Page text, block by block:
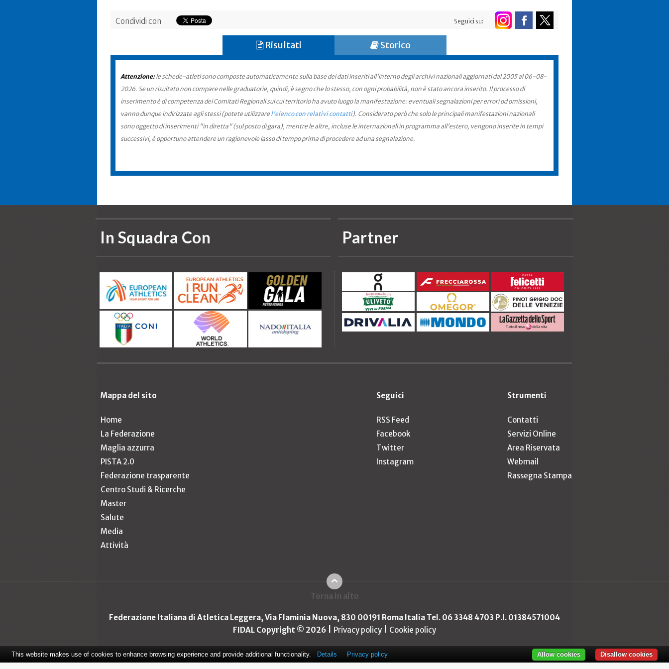
Condividi con Seguici su:
Risultati Storico
Attenzione:le schede-atleti sono composte automaticamente sulla base dei dati inseriti all'interno degli archivi nazionali aggiornati dal 2005 al 06-08-
2026. Se un risultato non compare nelle graduatorie, quindi, è segno che lo stesso, con ogni probabilità, non è stato ancora inserito. Il processo di
inserimento è di competenza dei Comitati Regionali sul cui territorio ha avuto luogo la manifestazione: eventuali segnalazioni per errori od omissioni,
vanno dunque indirizzate agli stessi (potete utilizzare l'elenco con relativi contatti). Considerato però che solo le principali manifestazioni nazionali
sono oggetto di inserimenti "in diretta" (sul posto di gara), mentre le altre, incluse le internazionali in programma all'estero, vengono inserite in tempi
successivi, è opportuno attendere un ragionevole lasso di tempo prima di procedere ad una segnalazione.
In Squadra Con Partner
Mappa del sito
Home
La Federazione
Maglia azzurra
PISTA 2.0
Federazione trasparente
Centro Studi & Ricerche
Master
Salute
Media
Attività
Seguici
RSS Feed
Facebook
Twitter
Instagram
Strumenti
Contatti
Servizi Online
Area Riservata
Webmail
Rassegna Stampa
Torna in alto
Federazione Italiana di Atletica Leggera, Via Flaminia Nuova, 830 00191 Roma Italia Tel. 06 3348 4703 P.I. 01384571004
FIDAL Copyright © 2026
Privacy policy Cookie policy
This website makes use of cookies to enhance browsing experience and provide additional functionality. Details Privacy policy Disallow cookies
Allow cookies